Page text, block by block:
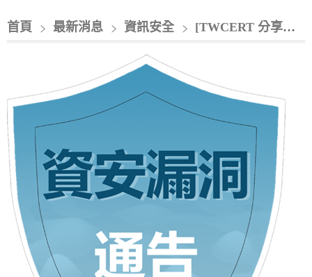
首頁 最新消息 資訊安全 [TWCERT 分享資安情資]_SAP針對旗下多款產品發布重大資安公告